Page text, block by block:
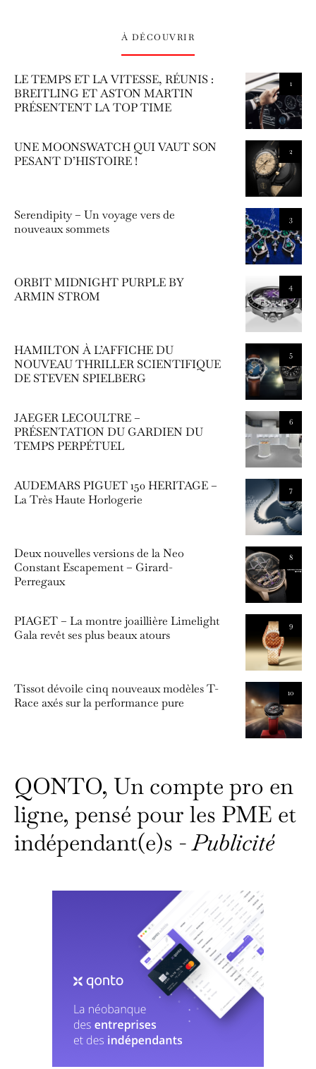
À DÉCOUVRIR
1
LE TEMPS ET LA VITESSE, RÉUNIS :
BREITLING ET ASTON MARTIN
PRÉSENTENT LA TOP TIME
2
UNE MOONSWATCH QUI VAUT SON
PESANT D’HISTOIRE !
3
Serendipity – Un voyage vers de
nouveaux sommets
4
ORBIT MIDNIGHT PURPLE BY
ARMIN STROM
5
HAMILTON À L’AFFICHE DU
NOUVEAU THRILLER SCIENTIFIQUE
DE STEVEN SPIELBERG
6
JAEGER LECOULTRE –
PRÉSENTATION DU GARDIEN DU
TEMPS PERPÉTUEL
7
AUDEMARS PIGUET 150 HERITAGE –
La Très Haute Horlogerie
8
Deux nouvelles versions de la Neo
Constant Escapement – Girard-
Perregaux
9
PIAGET – La montre joaillière Limelight
Gala revêt ses plus beaux atours
10
Tissot dévoile cinq nouveaux modèles T-
Race axés sur la performance pure
QONTO, Un compte pro en
ligne, pensé pour les PME et
indépendant(e)s -Publicité